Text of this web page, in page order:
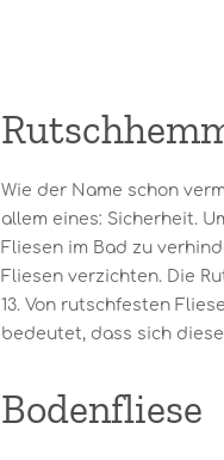
Wie der Name schon
allem eines: Sicherheit.
Fliesen im Bad zu
Fliesen verzichten. Die
13. Von rutschfesten
bedeutet, dass sich
Bodenfliese